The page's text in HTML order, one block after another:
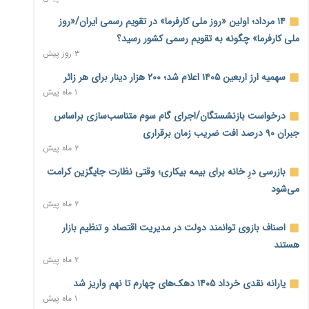
۲ ساعت پیش
ناترازی برق ۳۰ درصد کاهش یافت؛ وعده وزارت نیرو برای رفع
ورود بخش خصوصی به حکمرانی اشتغال؛ «یاوران پیشرفت»
امسال گسترده‌تر می‌شود
مطالبه کارگران جنوب برای پرداخت «حق جنگ»؛ از نفت و گاز تا
شبکه برق
حساب‌های شرکت ملی نفت در بانک صنعت و معدن مسدود
شد؛ بدهی یک میلیارد دلاری
درآمد کارگزاری‌ها چقدر است؟ کانون کارگزاران اعداد منتشرشده
در فضای مجازی را تکذیب کرد
۱۴ مرداد؛ اولین «روز ملی کارفرما» در تقویم رسمی ایران/«روز
ملی کارفرما» چگونه به تقویم رسمی کشور رسید؟
۳ روز پیش
سهمیه ارز اربعین ۱۴۰۵ اعلام شد؛ ۲۰۰ هزار دینار برای هر زائر
۱ ماه پیش
درخواست بازنشستگان/اجرای گام سوم متناسب‌سازی براساس
جبران ۹۰ درصد افت ضریب زمان برقراری
۲ ماه پیش
بازرسی درِ خانه برای بیمه بیکاری؛ وقتی نظارت جایگزین کرامت
می‌شود
۲ ماه پیش
اصناف بازوی توانمند دولت در مدیریت اقتصاد و تنظیم بازار
هستند
۲ ماه پیش
یارانه نقدی خرداد ۱۴۰۵ دهک‌های چهارم تا نهم واریز شد
۱ ماه پیش